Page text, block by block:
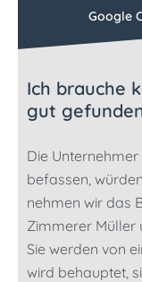
Google
Ich brauche
gut
Die
befassen,
nehmen wir das
Zimmerer Müller
Sie werden von
wird behauptet,